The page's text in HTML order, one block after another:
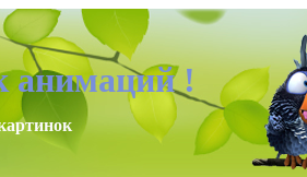
анимаций !